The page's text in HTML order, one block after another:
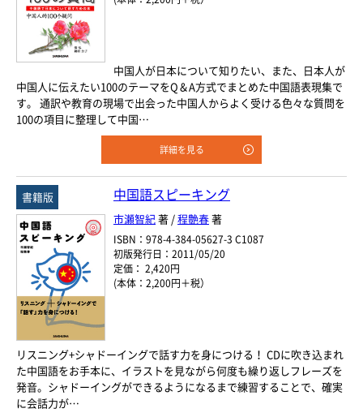
中国人が日本について知りたい、また、日本人が
中国人に伝えたい100のテーマをQ＆A方式でまとめた中国語表現集で
す。 通訳や教育の現場で出会った中国人からよく受ける色々な質問を
100の項目に整理して中国…
詳細を見る
中国語スピーキング
市瀬智紀著 /程艶春著
ISBN：978-4-384-05627-3 C1087
初版発行日：2011/05/20
定価： 2,420円
(本体：2,200円＋税）
リスニング+シャドーイングで話す力を身につける！ CDに吹き込まれ
た中国語をお手本に、イラストを見ながら何度も繰り返しフレーズを
発音。シャドーイングができるようになるまで練習することで、確実
に会話力が…
書籍版